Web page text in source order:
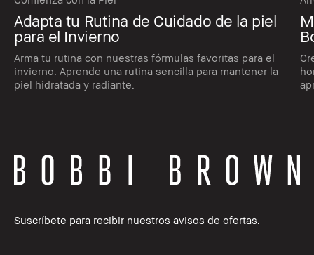
Adapta tu Rutina de Cuidado de la piel
para el Invierno
Arma tu rutina con nuestras fórmulas favoritas para el
invierno. Aprende una rutina sencilla para mantener la
piel hidratada y radiante.
Suscríbete para recibir nuestros avisos de ofertas.